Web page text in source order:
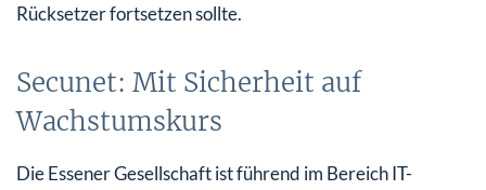
Rücksetzer fortsetzen sollte.
Secunet: Mit Sicherheit auf
Wachstumskurs
Die Essener Gesellschaft ist führend im Bereich IT-